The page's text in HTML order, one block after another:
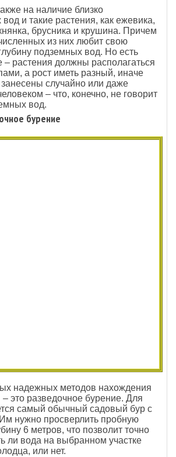
на наличие близко
и такие растения, как ежевика,
брусника и крушина. Причем
из них любит свою
подземных вод. Но есть
– растения должны располагаться
а рост иметь разный, иначе
случайно или даже
– что, конечно, не говорит
вод.
бурение
надежных методов нахождения
– это разведочное бурение. Для
самый обычный садовый бур с
нужно просверлить пробную
6 метров, что позволит точно
ли вода на выбранном участке
или нет.